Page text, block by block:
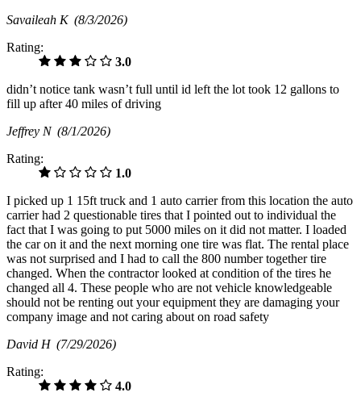
Savaileah K (8/3/2026)
Rating:
3.0
didn’t notice tank wasn’t full until id left the lot took 12 gallons to
fill up after 40 miles of driving
Jeffrey N (8/1/2026)
Rating:
1.0
I picked up 1 15ft truck and 1 auto carrier from this location the auto
carrier had 2 questionable tires that I pointed out to individual the
fact that I was going to put 5000 miles on it did not matter. I loaded
the car on it and the next morning one tire was flat. The rental place
was not surprised and I had to call the 800 number together tire
changed. When the contractor looked at condition of the tires he
changed all 4. These people who are not vehicle knowledgeable
should not be renting out your equipment they are damaging your
company image and not caring about on road safety
David H (7/29/2026)
Rating:
4.0